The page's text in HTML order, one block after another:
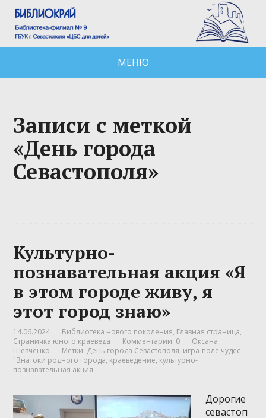
МЕНЮ
Записи с меткой
«День города
Севастополя»
Культурно-
познавательная акция «Я
в этом городе живу, я
этот город знаю»
14.06.2024 Библиотека нового поколения, Главная страница,
Страничка юного краеведа
Комментарии: 0
Оксана
Шевченко
Метки: День города Севастополя, игра-поле чудес
"Знатоки родного города, краеведение, культурно-
познавательная акция
Дорогие
севастоп